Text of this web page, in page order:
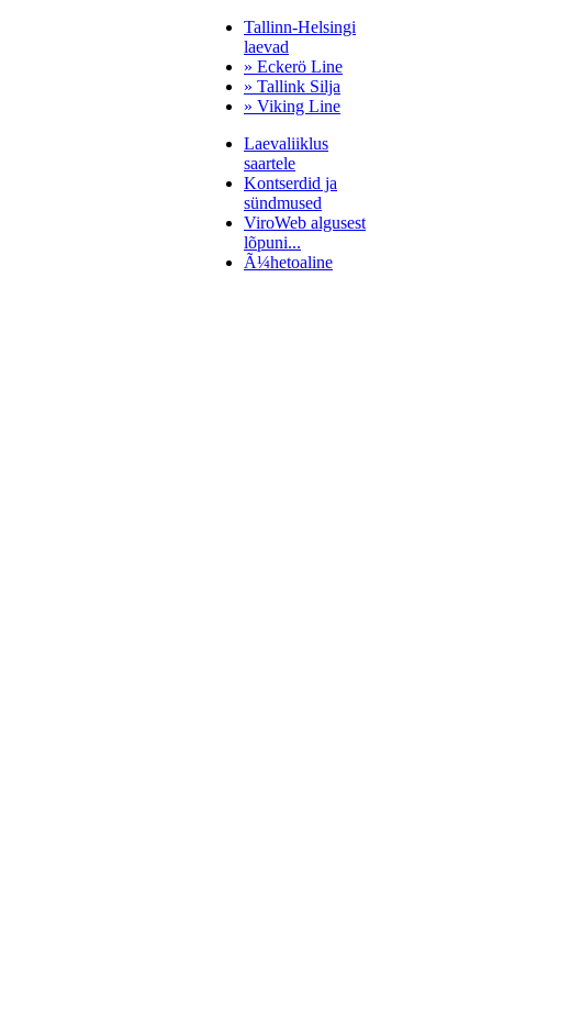
Tallinn-Helsingi
laevad
» Eckerö Line
» Tallink Silja
» Viking Line
Laevaliiklus
saartele
Kontserdid ja
sündmused
ViroWeb algusest
lõpuni...
Ã¼hetoaline